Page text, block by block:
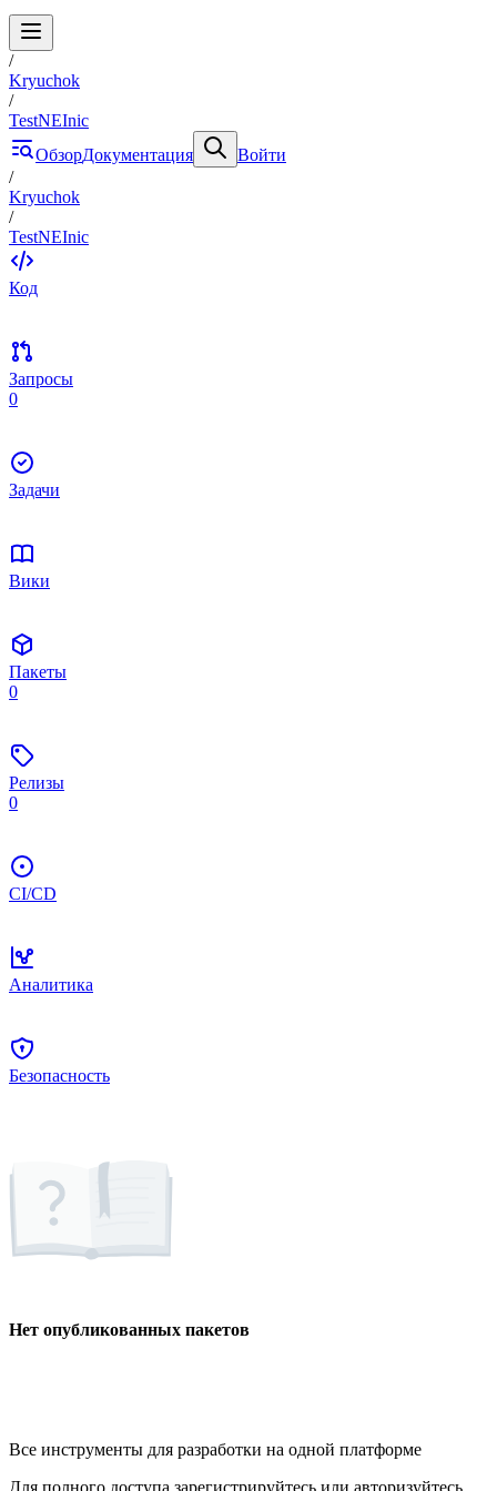
/
Kryuchok
/
TestNEInic
ОбзорДокументация
Войти
/
Kryuchok
/
TestNEInic
Код
Запросы
0
Задачи
Вики
Пакеты
0
Релизы
0
CI/CD
Аналитика
Безопасность
Нет опубликованных пакетов
Все инструменты для разработки на одной платформе
Для полного доступа зарегистрируйтесь или авторизуйтесь